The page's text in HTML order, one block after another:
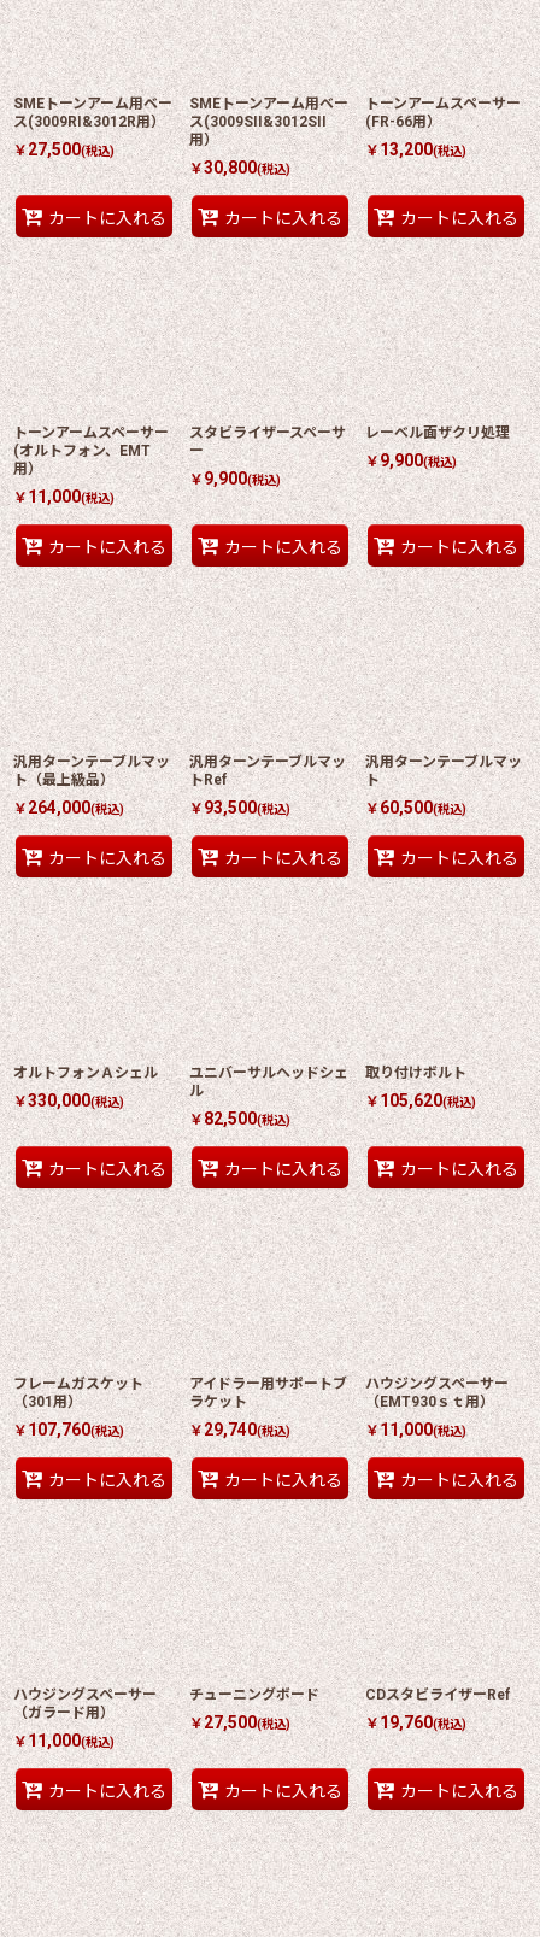
SMEトーンアーム用ベー
ス(3009RI&3012R用）
￥27,500(税込)
カートに入れる
SMEトーンアーム用ベー
ス(3009SII&3012SII
用）
￥30,800(税込)
カートに入れる
トーンアームスペーサー
(FR-66用）
￥13,200(税込)
カートに入れる
トーンアームスペーサー
(オルトフォン、EMT
用）
￥11,000(税込)
カートに入れる
スタビライザースペーサ
ー
￥9,900(税込)
カートに入れる
レーベル面ザクリ処理
￥9,900(税込)
カートに入れる
汎用ターンテーブルマッ
ト（最上級品）
￥ 264,000(税込)
カートに入れる
汎用ターンテーブルマッ
トRef
￥93,500(税込)
カートに入れる
汎用ターンテーブルマッ
ト
￥60,500(税込)
カートに入れる
オルトフォンＡシェル
￥330,000(税込)
カートに入れる
ユニバーサルヘッドシェ
ル
￥82,500(税込)
カートに入れる
取り付けボルト
￥105,620(税込)
カートに入れる
フレームガスケット
（301用）
￥107,760(税込)
カートに入れる
アイドラー用サポートブ
ラケット
￥29,740(税込)
カートに入れる
ハウジングスペーサー
（EMT930ｓｔ用）
￥11,000(税込)
カートに入れる
ハウジングスペーサー
（ガラード用）
￥11,000(税込)
カートに入れる
チューニングボード
￥27,500(税込)
カートに入れる
CDスタビライザーRef
￥19,760(税込)
カートに入れる